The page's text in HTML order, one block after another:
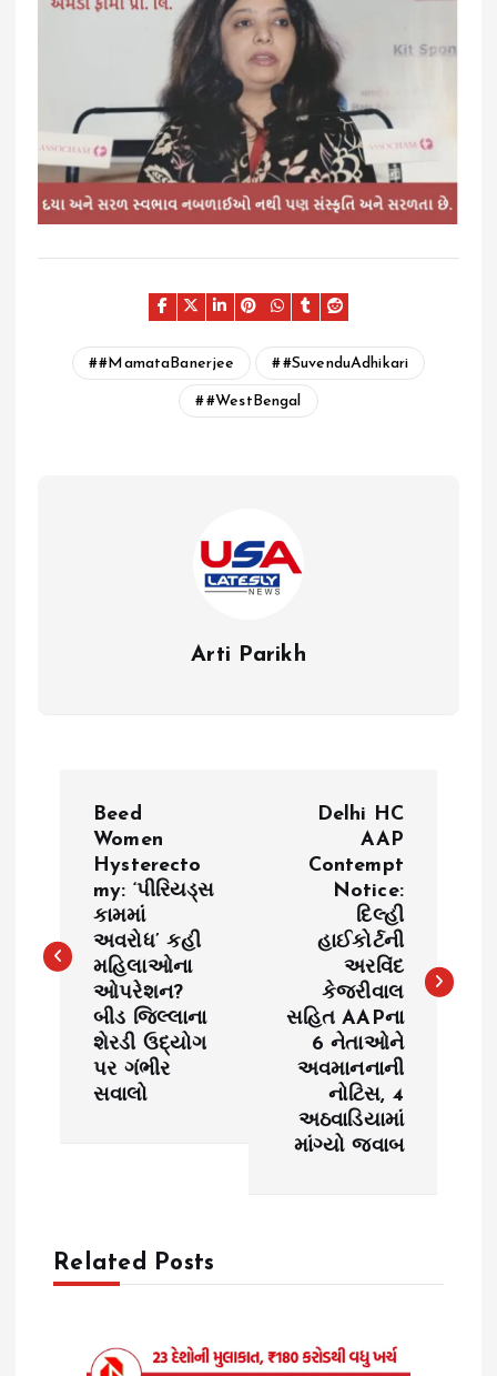
#MamataBanerjee #SuvenduAdhikari
#WestBengal
Arti Parikh
t
a
Beed
Women
Hysterecto
my: ‘પીરિયડ્સ
કામમાં
અવરોધ’ કહી
મહિલાઓના
ઓપરેશન?
બીડ જિલ્લાના
શેરડી ઉદ્યોગ
પર ગંભીર
સવાલો
Delhi HC
AAP
Contempt
Notice:
દિલ્હી
હાઈકોર્ટની
અરવિંદ
કેજરીવાલ
સહિત AAPના
6 નેતાઓને
અવમાનનાની
નોટિસ, 4
અઠવાડિયામાં
માંગ્યો જવાબ
Related Posts